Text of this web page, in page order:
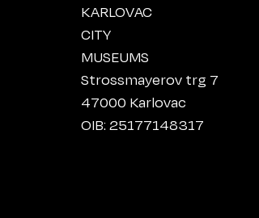
KARLOVAC
CITY
MUSEUMS
Strossmayerov trg 7
47000 Karlovac
OIB: 25177148317